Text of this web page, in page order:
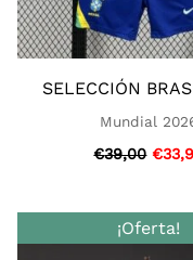
SELECCIÓN
Mundial
€39,00 €
¡Oferta!
El